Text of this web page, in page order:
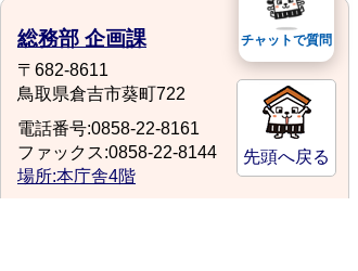
総務部 企画課
〒682-8611
鳥取県倉吉市葵町722
電話番号:0858-22-8161
ファックス:0858-22-8144
場所:本庁舎4階
先頭へ戻る
チャットで質問